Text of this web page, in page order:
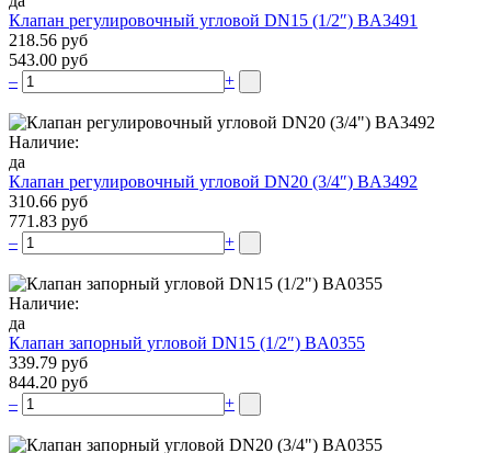
Клапан регулировочный угловой DN15 (1/2″) BA3491
218.56 руб
543.00 руб
–
+
Наличие:
да
Клапан регулировочный угловой DN20 (3/4″) BA3492
310.66 руб
771.83 руб
–
+
Наличие:
да
Клапан запорный угловой DN15 (1/2″) BA0355
339.79 руб
844.20 руб
–
+